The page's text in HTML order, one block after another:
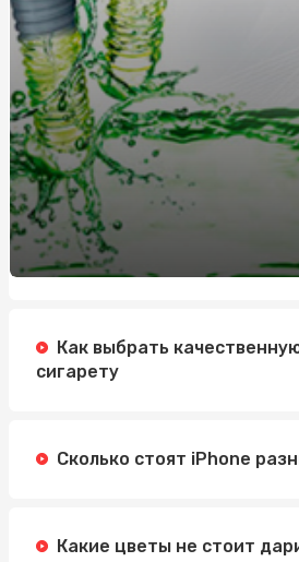
Как выбрать идеальную чашу,
кальяна?
Греющий кабель для водостока:
обледенения и замерзания
Дождевики для спортсменов:
активного отдыха от интернет-
Комфорт»
Як стати професіоналом в
полігелем: 5 кроків для успішного
водіння
Как выбрать
сигарету
Сколько стоят iPhone
Какие цветы не стоит